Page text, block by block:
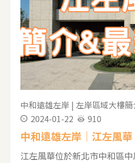
種享受 ▼景泰丰A1家配圖-67
公園 ▼景泰丰A2家配圖-67坪
園 ▼景泰丰A5家配圖-51坪的
二街 ▼景泰丰B1車位圖：有
圾處理區 ▼景泰丰最新實登
-------------------------- 若有任
擊以下照片加賴 並且在對話
2024年最新21個買房注意事項
中和遠雄左岸 | 左岸區域大樓
2024-01-22
910
中和遠雄左岸｜江左風華
江左風華位於新北市中和區